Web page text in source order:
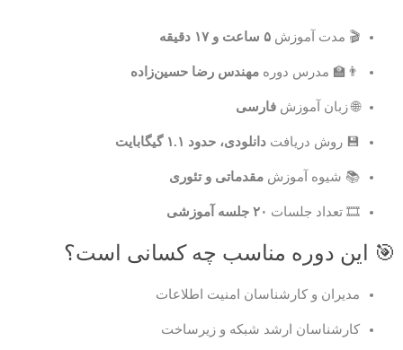
🎬 مدت آموزش ۵ ساعت و ۱۷ دقیقه
👨‍🏫 مدرس دوره مهندس رضا حسین‌زاده
🌐 زبان آموزش فارسی
💾 روش دریافت دانلودی، حدود ۱.۱ گیگابایت
📚 شیوه آموزش مقدماتی و تئوری
🎞️ تعداد جلسات ۲۰ جلسه آموزشی
🎯 این دوره مناسب چه کسانی است؟
مدیران و کارشناسان امنیت اطلاعات
کارشناسان ارشد شبکه و زیرساخت